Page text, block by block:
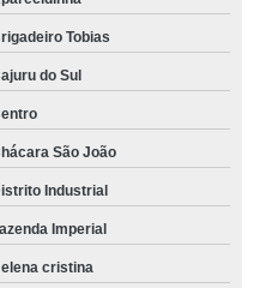
Tobias
do Sul
São João
Industrial
Imperial
cristina